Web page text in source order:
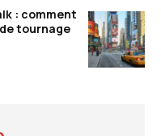
: comment
tournage